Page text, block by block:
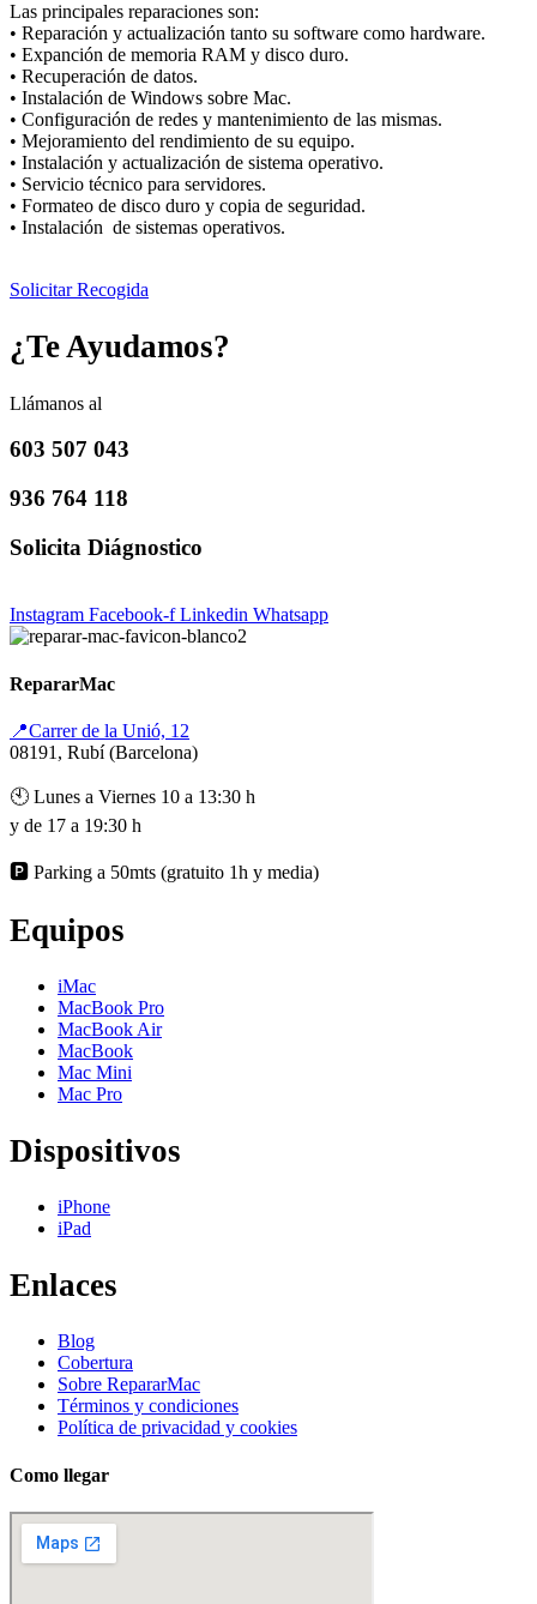
Las principales reparaciones son:
• Reparación y actualización tanto su software como hardware.
• Expanción de memoria RAM y disco duro.
• Recuperación de datos.
• Instalación de Windows sobre Mac.
• Configuración de redes y mantenimiento de las mismas.
• Mejoramiento del rendimiento de su equipo.
• Instalación y actualización de sistema operativo.
• Servicio técnico para servidores.
• Formateo de disco duro y copia de seguridad.
• Instalación de sistemas operativos.
Solicitar Recogida
¿Te Ayudamos?
Llámanos al
603 507 043
936 764 118
Solicita Diágnostico
Instagram Facebook-f Linkedin Whatsapp
RepararMac
📍Carrer de la Unió, 12
08191, Rubí (Barcelona)
🕙 Lunes a Viernes 10 a 13:30 h
y de 17 a 19:30 h
🅿️ Parking a 50mts (gratuito 1h y media)
Equipos
iMac
MacBook Pro
MacBook Air
MacBook
Mac Mini
Mac Pro
Dispositivos
iPhone
iPad
Enlaces
Blog
Cobertura
Sobre RepararMac
Términos y condiciones
Política de privacidad y cookies
Como llegar